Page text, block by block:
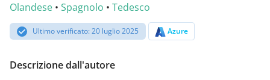
Olandese • Spagnolo • Tedesco
Ultimo verificato: 20 luglio 2025 Azure
Descrizione dall'autore